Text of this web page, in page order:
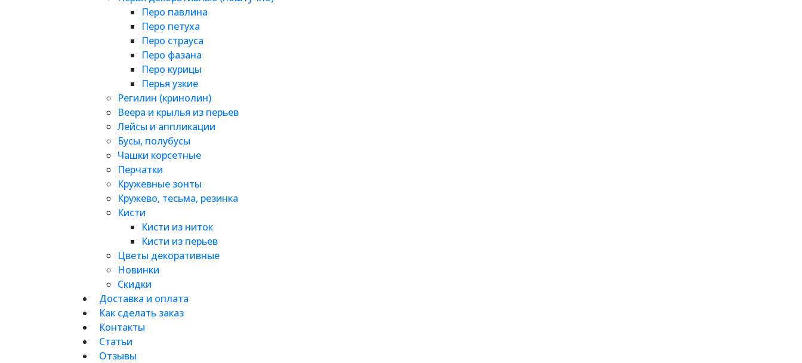
Перо павлина
Перо петуха
Перо страуса
Перо фазана
Перо курицы
Перья узкие
Регилин (кринолин)
Веера и крылья из перьев
Лейсы и аппликации
Бусы, полубусы
Чашки корсетные
Перчатки
Кружевные зонты
Кружево, тесьма, резинка
Кисти
Кисти из ниток
Кисти из перьев
Цветы декоративные
Новинки
Скидки
Доставка и оплата
Как сделать заказ
Контакты
Статьи
Отзывы